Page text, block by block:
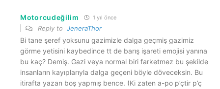
Motorcudeğilim 1 yıl önce
Reply to JeneraThor
Bi tane şeref yoksunu gazimizle dalga geçmiş gazimiz
görme yetisini kaybedince tt de barış işareti emojisi yanına
bu kaç? Demiş. Gazi veya normal biri farketmez bu şekilde
insanların kayıplarıyla dalga geçeni böyle döveceksin. Bu
itirafta yazan boş yapmış bence. (Ki zaten a-po p’çtir p’ç